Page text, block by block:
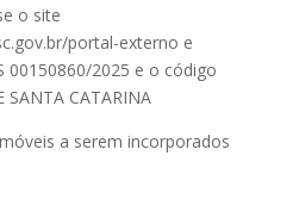
o site
portal-externo e
00150860/2025 e o código
SANTA CATARINA
a serem incorporados